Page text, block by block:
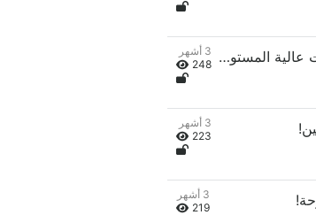
الفصل العشرون: ثلاثة كتب مهارات عالية المستوى! تعزيز القوة!
3 أشهر
248
3 أشهر
223
3 أشهر
219